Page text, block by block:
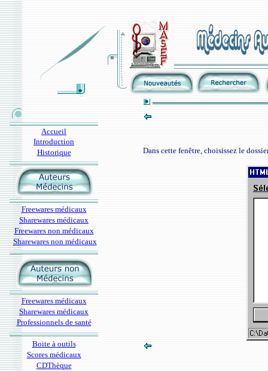
Accueil
Introduction
Historique
Freewares médicaux
Sharewares médicaux
Freewares non médicaux
Sharewares non médicaux
Freewares médicaux
Sharewares médicaux
Professionnels de santé
Boite à outils
Scores médicaux
CDThèque
Dans cette fenêtre, choisissez le